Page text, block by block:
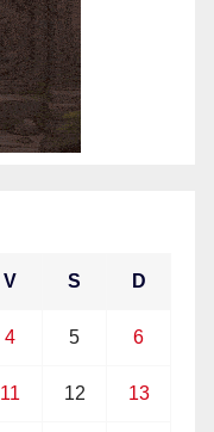
V S D
4 5 6
11 12 13